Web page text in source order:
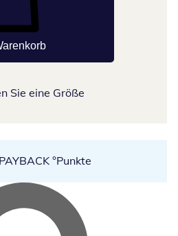
Sie eine Größe
PAYBACK °Punkte